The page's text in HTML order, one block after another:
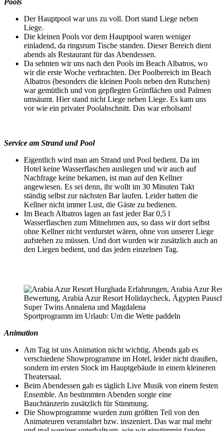
Pools
Der Hauptpool war uns zu voll. Dort stand Liege neben
Liege.
Die kleinen Pools vor dem Hauptpool waren weniger
einladend, da ringsrum Tische standen. Dieser Bereich dient
abends als Restaurant für das Abendessen.
Da sehnten wir uns nach den Pools im Beach Albatros, wo
wir die erste Woche verbrachten. Der Poolbereich im Beach
Albatros (besonders die kleinen Pools neben den Rutschen)
war gemütlich und von gepflegten Grünflächen und Palmen
umsäumt. Hier stand nicht Liege neben Liege. Es kam uns
vor wie ein privater Poolabschnitt. Das war erholsam!
Service am Strand und Pool
Eigentlich wird man am Strand und Pool bedient. Da im
Hotel keine Wasserflaschen ausliegen und wir auch auf
Nachfrage keine bekamen, ist man auf den Kellner
angewiesen. Es sei denn, ihr wollt im 30 Minuten Takt
ständig selbst zur nächsten Bar laufen. Leider hatten die
Kellner nicht immer Lust, die Gäste zu bedienen.
Im Beach Albatros lagen an fast jeder Bar 0,5 l
Wasserflaschen zum Mitnehmen aus, so dass wir dort selbst
ohne Kellner nicht verdurstet wären, ohne von unserer Liege
aufstehen zu müssen. Und dort wurden wir zusätzlich auch an
den Liegen bedient, und das jeden einzelnen Tag.
Sportprogramm im Urlaub: Um die Wette paddeln
Animation
Am Tag ist uns Animation nicht wichtig. Abends gab es
verschiedene Showprogramme im Hotel, leider nicht draußen,
sondern im ersten Stock im Hauptgebäude in einem kleineren
Theatersaal.
Beim Abendessen gab es täglich Live Musik von einem festen
Ensemble. An bestimmten Abenden sorgte eine
Bauchtänzerin zusätzlich für Stimmung.
Die Showprogramme wurden zum größten Teil von den
Animateuren veranstaltet bzw. inszeniert. Das war mal mehr